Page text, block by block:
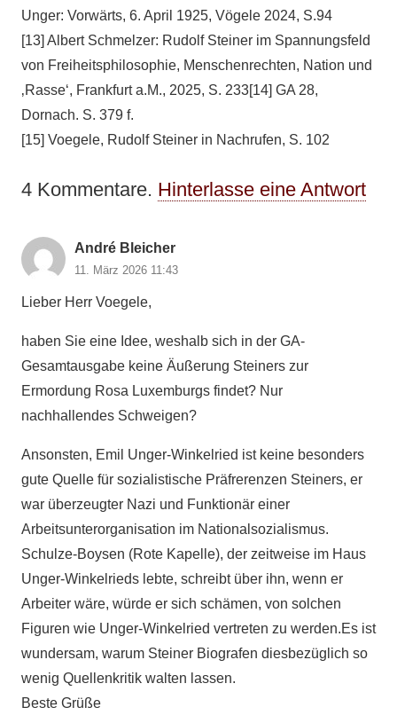
Unger: Vorwärts, 6. April 1925, Vögele 2024, S.94
[13] Albert Schmelzer: Rudolf Steiner im Spannungsfeld
von Freiheitsphilosophie, Menschenrechten, Nation und
‚Rasse‘, Frankfurt a.M., 2025, S. 233[14] GA 28,
Dornach. S. 379 f.
[15] Voegele, Rudolf Steiner in Nachrufen, S. 102
4 Kommentare. Hinterlasse eine Antwort
André Bleicher
11. März 2026 11:43
Lieber Herr Voegele,
haben Sie eine Idee, weshalb sich in der GA-
Gesamtausgabe keine Äußerung Steiners zur
Ermordung Rosa Luxemburgs findet? Nur
nachhallendes Schweigen?
Ansonsten, Emil Unger-Winkelried ist keine besonders
gute Quelle für sozialistische Präfrerenzen Steiners, er
war überzeugter Nazi und Funktionär einer
Arbeitsunterorganisation im Nationalsozialismus.
Schulze-Boysen (Rote Kapelle), der zeitweise im Haus
Unger-Winkelrieds lebte, schreibt über ihn, wenn er
Arbeiter wäre, würde er sich schämen, von solchen
Figuren wie Unger-Winkelried vertreten zu werden.Es ist
wundersam, warum Steiner Biografen diesbezüglich so
wenig Quellenkritik walten lassen.
Beste Grüße